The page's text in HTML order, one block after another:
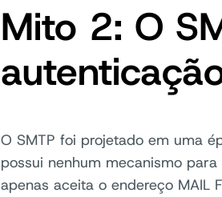
Mito 2: O
O SMTP foi projetado em uma
possui nenhum mecanismo
apenas aceita o endereço MAIL